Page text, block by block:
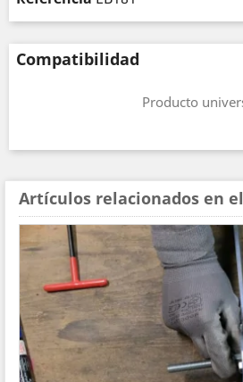
Compatibilidad
Producto
Artículos relacionados en